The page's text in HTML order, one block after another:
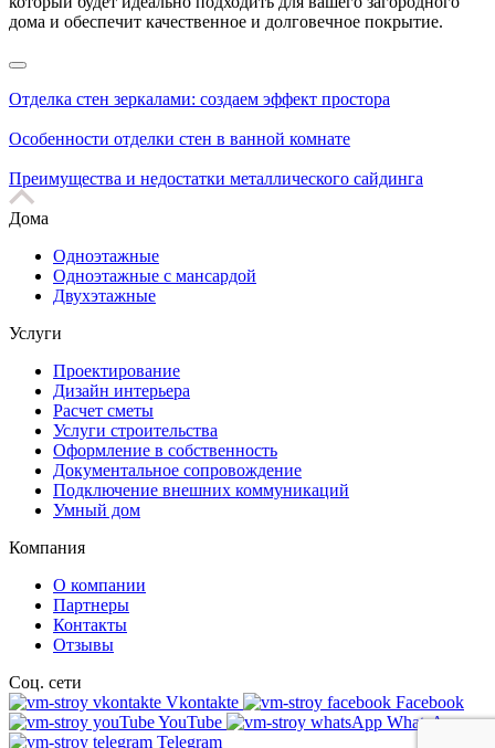
дома и обеспечит качественное и долговечное покрытие.
Отделка стен зеркалами: создаем эффект простора
Особенности отделки стен в ванной комнате
Преимущества и недостатки металлического сайдинга
Дома
Одноэтажные
Одноэтажные с мансардой
Двухэтажные
Услуги
Проектирование
Дизайн интерьера
Расчет сметы
Услуги строительства
Оформление в собственность
Документальное сопровождение
Подключение внешних коммуникаций
Умный дом
Компания
О компании
Партнеры
Контакты
Отзывы
Соц. сети
Vkontakte
Facebook
YouTube
WhatsApp
Telegram